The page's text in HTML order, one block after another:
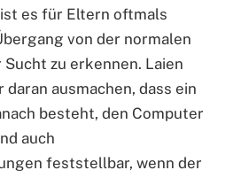
es für Eltern oftmals
von der normalen
zu erkennen. Laien
ausmachen, dass ein
besteht, den Computer
auch
feststellbar, wenn der